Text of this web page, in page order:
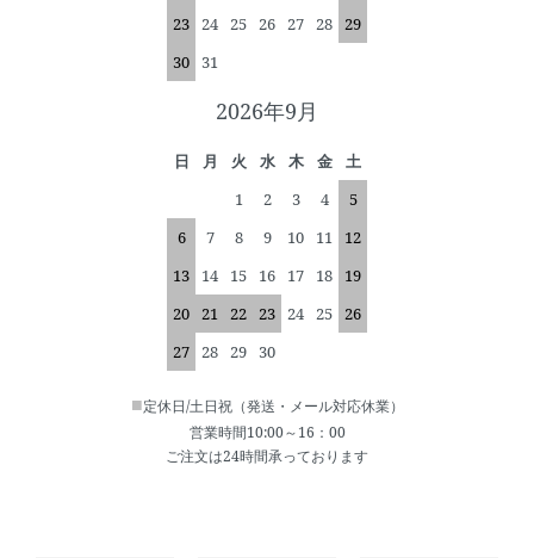
23 24 25 26 27 28 29
30 31
2026年9月
日 月 火 水 木 金
土
1
2 3 4
5
6
7 8 9 10 11
12
13
14 15 16 17 18
19
20 21 22 23 24 25 26
27 28 29 30
■定休日/土日祝（発送・メール対応休業）
営業時間10:00～16：00
ご注文は24時間承っております